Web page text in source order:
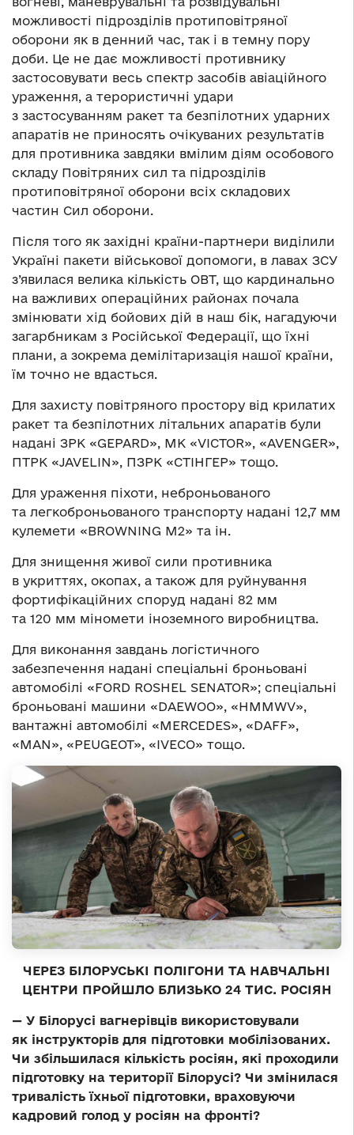
можливості підрозділів протиповітряної
оборони як в денний час, так і в темну пору
доби. Це не дає можливості противнику
застосовувати весь спектр засобів авіаційного
ураження, а терористичні удари
з застосуванням ракет та безпілотних ударних
апаратів не приносять очікуваних результатів
для противника завдяки вмілим діям особового
складу Повітряних сил та підрозділів
протиповітряної оборони всіх складових
частин Сил оборони.
Після того як західні країни-партнери виділили
Україні пакети військової допомоги, в лавах ЗСУ
з’явилася велика кількість ОВТ, що кардинально
на важливих операційних районах почала
змінювати хід бойових дій в наш бік, нагадуючи
загарбникам з Російської Федерації, що їхні
плани, а зокрема демілітаризація нашої країни,
їм точно не вдасться.
Для захисту повітряного простору від крилатих
ракет та безпілотних літальних апаратів були
надані ЗРК «GEPARD», MK «VICTOR», «AVENGER»,
ПТРК «JAVELIN», ПЗРК «СТІНГЕР» тощо.
Для ураження піхоти, неброньованого
та легкоброньованого транспорту надані 12,7 мм
кулемети «BROWNING M2» та ін.
Для знищення живої сили противника
в укриттях, окопах, а також для руйнування
фортифікаційних споруд надані 82 мм
та 120 мм міномети іноземного виробництва.
Для виконання завдань логістичного
забезпечення надані спеціальні броньовані
автомобілі «FORD ROSHEL SENATOR»; спеціальні
броньовані машини «DAEWOO», «HMMWV»,
вантажні автомобілі «MERCEDES», «DAFF»,
«МAN», «PEUGEOT», «IVECO» тощо.
ЧЕРЕЗ БІЛОРУСЬКІ ПОЛІГОНИ ТА НАВЧАЛЬНІ
ЦЕНТРИ ПРОЙШЛО БЛИЗЬКО 24 ТИС. РОСІЯН
— У Білорусі вагнерівців використовували
як інструкторів для підготовки мобілізованих.
Чи збільшилася кількість росіян, які проходили
підготовку на території Білорусі? Чи змінилася
тривалість їхньої підготовки, враховуючи
кадровий голод у росіян на фронті?